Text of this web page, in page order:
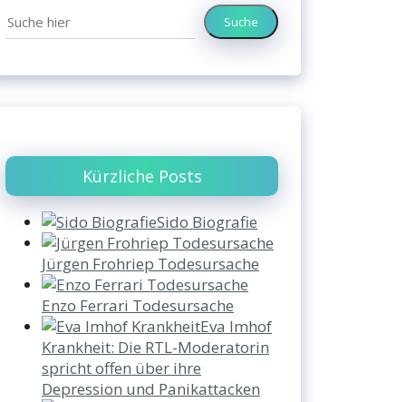
Suche
Kürzliche Posts
Sido Biografie
Jürgen Frohriep Todesursache
Enzo Ferrari Todesursache
Eva Imhof
Krankheit: Die RTL-Moderatorin
spricht offen über ihre
Depression und Panikattacken